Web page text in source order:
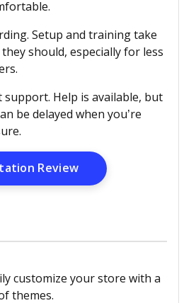
Setup and training take
should, especially for less
support. Help is available, but
be delayed when you’re
ReviewOpens New Window
customize your store with a
themes.